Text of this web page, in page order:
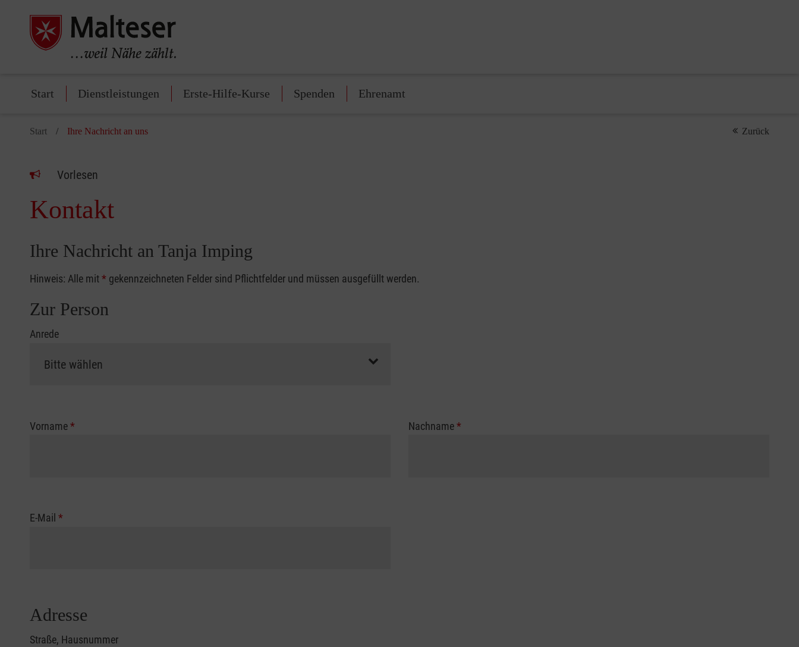
Start Dienstleistungen Erste-Hilfe-Kurse Spenden Ehrenamt
Start Ihre Nachricht an uns Zurück
Vorlesen
Kontakt
Ihre Nachricht an Tanja Imping
Hinweis: Alle mit* gekennzeichneten Felder sind Pflichtfelder und müssen ausgefüllt werden.
Zur Person
Anrede
Vorname* Nachname*
E-Mail *
Adresse
Straße, Hausnummer